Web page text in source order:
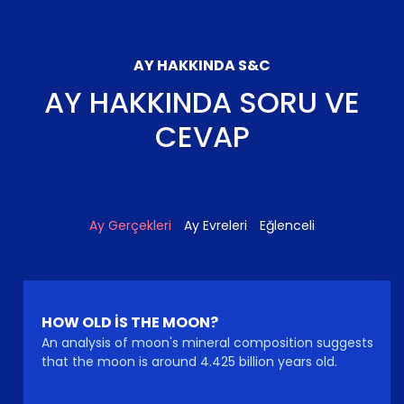
AY HAKKINDA S&C
AY HAKKINDA SORU VE
CEVAP
Ay Gerçekleri Ay Evreleri Eğlenceli
HOW OLD IS THE MOON?
An analysis of moon's mineral composition suggests
that the moon is around 4.425 billion years old.